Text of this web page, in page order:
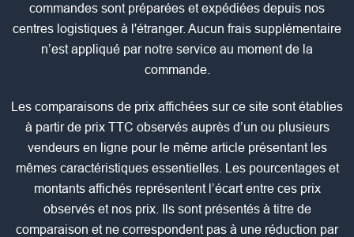
commandes sont préparées et expédiées depuis nos
centres logistiques à l'étranger. Aucun frais supplémentaire
n’est appliqué par notre service au moment de la
commande.
Les comparaisons de prix affichées sur ce site sont établies
à partir de prix TTC observés auprès d’un ou plusieurs
vendeurs en ligne pour le même article présentant les
mêmes caractéristiques essentielles. Les pourcentages et
montants affichés représentent l’écart entre ces prix
observés et nos prix. Ils sont présentés à titre de
comparaison et ne correspondent pas à une réduction par